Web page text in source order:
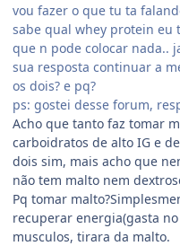
vou fazer o que tu ta
sabe qual whey protein eu
que n pode colocar nada..
sua resposta continuar a
os dois? e pq?
ps: gostei desse forum,
Acho que tanto faz tomar
carboidratos de alto IG e
dois sim, mais acho que
não tem malto nem
Pq tomar
recuperar energia(gasta
musculos, tirara da malto.